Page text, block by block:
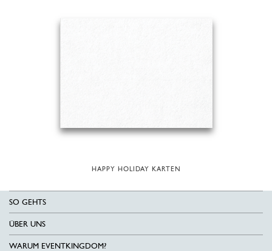
HAPPY HOLIDAY KARTEN
SO GEHTS
ÜBER UNS
WARUM EVENTKINGDOM?